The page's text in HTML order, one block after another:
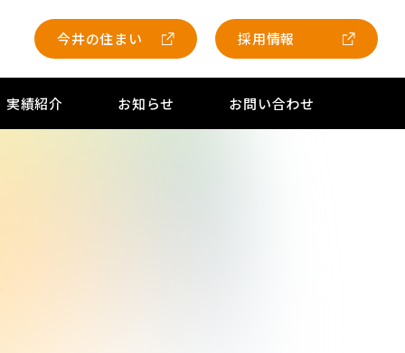
今井の住まい 採用情報
実績紹介 お知らせ お問い合わせ